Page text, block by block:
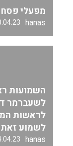
מפעלי פסח 2023 של נוער עמק יזרעאל
hanas
השמועות
לשעברמר
לראשות
לשמוע זאת
hanas